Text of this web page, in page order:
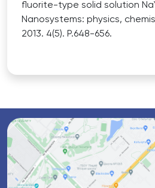
fluorite-type solid solution
Nanosystems: physics,
2013. 4(5). P.648-656.